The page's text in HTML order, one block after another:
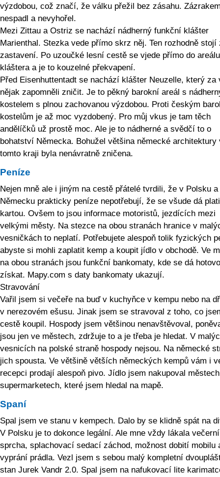
výzdobou, což značí, že válku přežil bez zásahu.
nespadl a nevyhořel.
Mezi Zittau a Ostriz se nachází nádherný funkční klášter
Marienthal. Stezka vede přímo skrz něj. Ten rozhodně stojí
zastavení. Po uzoučké lesní cestě se vjede přímo do areálu
kláštera a je to kouzelné překvapení.
Před Eisenhuttentadt se nachází klášter Neuzelle, který za
nějak zapomněli zničit. Je to pěkný barokní areál s
kostelem s plnou zachovanou výzdobou. Proti českým
kostelům je až moc vyzdobený. Pro můj vkus je tam těch
andělíčků už prostě moc. Ale je to nádherné a svědčí to o
bohatství Německa. Bohužel většina německé architektury
tomto kraji byla nenávratně zničena.
Peníze
Nejen mně ale i jiným na cestě přátelé tvrdili, že v Polsku a
Německu prakticky peníze nepotřebují, že se všude dá
kartou. Ovšem to jsou informace motoristů, jezdících mezi
velkými městy. Na stezce na obou stranách hranice v
vesničkách to neplatí. Potřebujete alespoň tolik fyzických
abyste si mohli zaplatit kemp a koupit jídlo v obchodě. Ve
na obou stranách jsou funkční bankomaty, kde se dá
získat. Mapy.com s daty bankomaty ukazují.
Stravování
Vařil jsem si večeře na buď v kuchyňce v kempu nebo na
v nerezovém ešusu. Jinak jsem se stravoval z toho, co
cestě koupil. Hospody jsem většinou nenavštěvoval,
jsou jen ve městech, zdržuje to a je třeba je hledat. V
vesnicích na polské straně hospody nejsou. Na německé
jich spousta. Ve většině větších německých kempů vám i
recepci prodají alespoň pivo. Jídlo jsem nakupoval
supermarketech, které jsem hledal na mapě.
Spaní
Spal jsem ve stanu v kempech. Dalo by se klidně spát na
V Polsku je to dokonce legální. Ale mne vždy lákala
sprcha, splachovací sedací záchod, možnost dobití mobilu
vyprání prádla. Vezl jsem s sebou malý kompletní
stan Jurek Vandr 2.0. Spal jsem na nafukovací lite